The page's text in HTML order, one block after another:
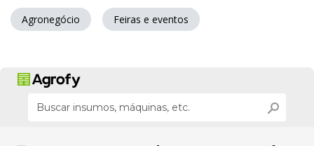
Agronegócio Feiras e eventos